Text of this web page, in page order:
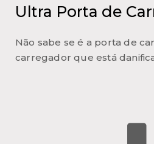
Ultra Porta de
Não sabe se é a porta de
carregador que está